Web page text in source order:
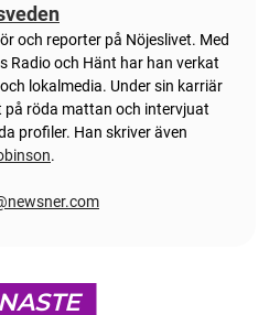
och reporter på Nöjeslivet. Med
Radio och Hänt har han verkat
lokalmedia. Under sin karriär
på röda mattan och intervjuat
profiler. Han skriver även
.